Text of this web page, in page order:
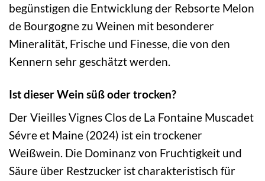
begünstigen die Entwicklung der Rebsorte Melon
de Bourgogne zu Weinen mit besonderer
Mineralität, Frische und Finesse, die von den
Kennern sehr geschätzt werden.
Ist dieser Wein süß oder trocken?
Der Vieilles Vignes Clos de La Fontaine Muscadet
Sévre et Maine (2024) ist ein trockener
Weißwein. Die Dominanz von Fruchtigkeit und
Säure über Restzucker ist charakteristisch für